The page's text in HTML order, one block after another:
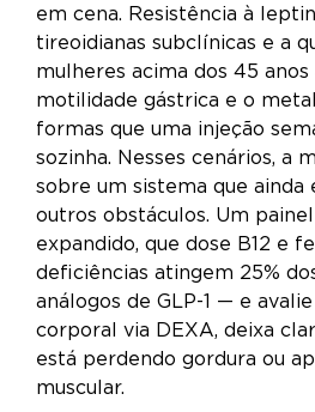
em cena. Resistência à
tireoidianas subclínicas e a
mulheres acima dos 45
motilidade gástrica e o
formas que uma injeção
sozinha. Nesses cenários, a
sobre um sistema que ainda
outros obstáculos. Um
expandido, que dose B12 e
deficiências atingem 25%
análogos de GLP-1 — e
corporal via DEXA, deixa
está perdendo gordura ou
muscular.